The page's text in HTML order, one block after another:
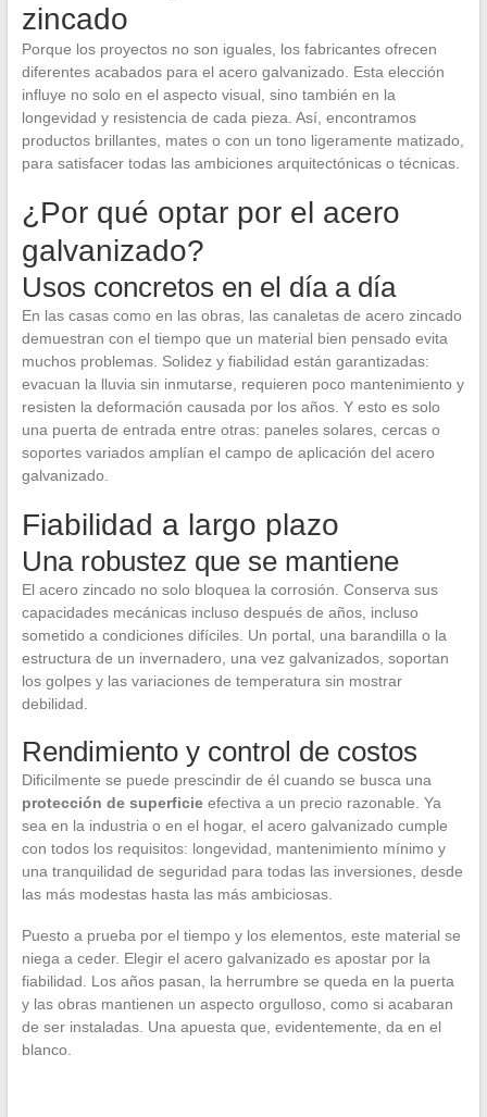
zincado
Porque los proyectos no son iguales, los fabricantes ofrecen
diferentes acabados para el acero galvanizado. Esta elección
influye no solo en el aspecto visual, sino también en la
longevidad y resistencia de cada pieza. Así, encontramos
productos brillantes, mates o con un tono ligeramente matizado,
para satisfacer todas las ambiciones arquitectónicas o técnicas.
¿Por qué optar por el acero
galvanizado?
Usos concretos en el día a día
En las casas como en las obras, las canaletas de acero zincado
demuestran con el tiempo que un material bien pensado evita
muchos problemas. Solidez y fiabilidad están garantizadas:
evacuan la lluvia sin inmutarse, requieren poco mantenimiento y
resisten la deformación causada por los años. Y esto es solo
una puerta de entrada entre otras: paneles solares, cercas o
soportes variados amplían el campo de aplicación del acero
galvanizado.
Fiabilidad a largo plazo
Una robustez que se mantiene
El acero zincado no solo bloquea la corrosión. Conserva sus
capacidades mecánicas incluso después de años, incluso
sometido a condiciones difíciles. Un portal, una barandilla o la
estructura de un invernadero, una vez galvanizados, soportan
los golpes y las variaciones de temperatura sin mostrar
debilidad.
Rendimiento y control de costos
Dificilmente se puede prescindir de él cuando se busca una
protección de superficieefectiva a un precio razonable. Ya
sea en la industria o en el hogar, el acero galvanizado cumple
con todos los requisitos: longevidad, mantenimiento mínimo y
una tranquilidad de seguridad para todas las inversiones, desde
las más modestas hasta las más ambiciosas.
Puesto a prueba por el tiempo y los elementos, este material se
niega a ceder. Elegir el acero galvanizado es apostar por la
fiabilidad. Los años pasan, la herrumbre se queda en la puerta
y las obras mantienen un aspecto orgulloso, como si acabaran
de ser instaladas. Una apuesta que, evidentemente, da en el
blanco.